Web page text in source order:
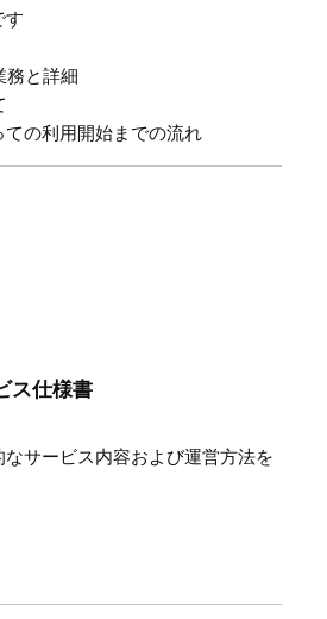
す
務と詳細
ての利用開始までの流れ
ス仕様書
サービス内容および運営方法を